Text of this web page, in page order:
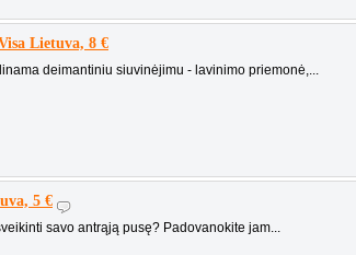
Lietuva, 8 €
deimantiniu siuvinėjimu - lavinimo priemonė,...
5 €
savo antrąją pusę? Padovanokite jam...